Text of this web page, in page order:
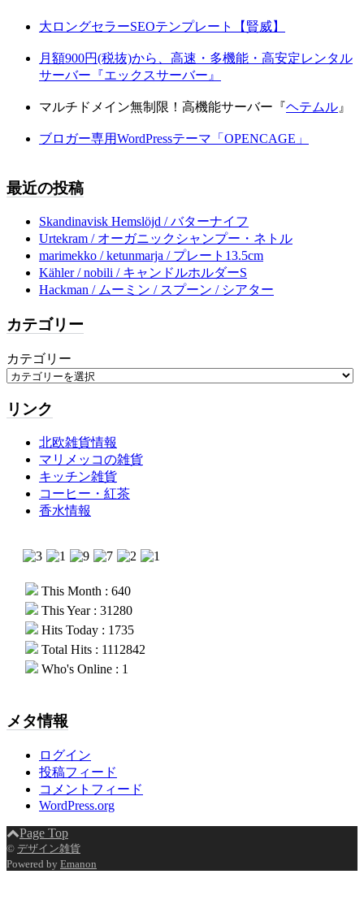
大ロングセラーSEOテンプレート【賢威】
月額900円(税抜)から、高速・多機能・高安定レンタル
サーバー『エックスサーバー』
マルチドメイン無制限！高機能サーバー『ヘテムル 』
ブロガー専用WordPressテーマ「OPENCAGE」
最近の投稿
Skandinavisk Hemslöjd / バターナイフ
Urtekram / オーガニックシャンプー・ネトル
marimekko / ketunmarja / プレート13.5cm
Kähler / nobili / キャンドルホルダーS
Hackman / ムーミン / スプーン / シアター
カテゴリー
カテゴリー
リンク
北欧雑貨情報
マリメッコの雑貨
キッチン雑貨
コーヒー・紅茶
香水情報
This Month : 640
This Year : 31280
Hits Today : 1735
Total Hits : 1112842
Who's Online : 1
メタ情報
ログイン
投稿フィード
コメントフィード
WordPress.org
Page Top
© デザイン雑貨
Powered by Emanon